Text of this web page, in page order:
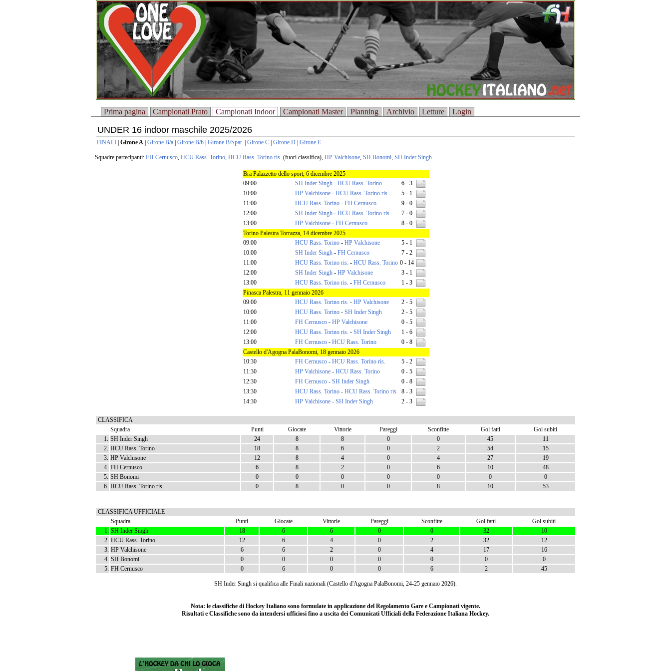
Prima pagina Campionati Prato Campionati Indoor Campionati Master Planning Archivio Letture Login
UNDER 16 indoor maschile 2025/2026
FINALI Girone A Girone B/a Girone B/b Girone B/Spar. Girone C Girone D Girone E
Squadre partecipanti: FH Cernusco, HCU Rass. Torino, HCU Rass. Torino ris. (fuori classifica), HP Valchisone, SH Bonomi, SH Inder Singh.
Bra Palazzetto dello sport, 6 dicembre 2025
09:00
SH Inder Singh- HCU Rass. Torino
6 - 3
10:00
HP Valchisone- HCU Rass. Torino ris.
5 - 1
11:00
HCU Rass. Torino- FH Cernusco
9 - 0
12:00
SH Inder Singh- HCU Rass. Torino ris.
7 - 0
13:00
HP Valchisone- FH Cernusco
8 - 0
Torino Palestra Torrazza, 14 dicembre 2025
09:00
HCU Rass. Torino- HP Valchisone
5 - 1
10:00
SH Inder Singh- FH Cernusco
7 - 2
11:00
HCU Rass. Torino ris. - HCU Rass. Torino 0 - 14
12:00
SH Inder Singh- HP Valchisone
3 - 1
13:00
HCU Rass. Torino ris. - FH Cernusco
1 - 3
Pinasca Palestra, 11 gennaio 2026
09:00
HCU Rass. Torino ris. - HP Valchisone
2 - 5
10:00
HCU Rass. Torino- SH Inder Singh
2 - 5
11:00
FH Cernusco- HP Valchisone
0 - 5
12:00
HCU Rass. Torino ris. - SH Inder Singh
1 - 6
13:00
FH Cernusco- HCU Rass. Torino
0 - 8
Castello d'Agogna PalaBonomi, 18 gennaio 2026
10:30
FH Cernusco- HCU Rass. Torino ris.
5 - 2
11:30
HP Valchisone- HCU Rass. Torino
0 - 5
12:30
FH Cernusco- SH Inder Singh
0 - 8
13:30
HCU Rass. Torino- HCU Rass. Torino ris. 8 - 3
14:30
HP Valchisone- SH Inder Singh 2 - 3
CLASSIFICA
Squadra
Punti Giocate Vittorie Pareggi Sconfitte Gol fatti
Gol subiti
1. SH Inder Singh 24 8 8 0 0 45
11
2. HCU Rass. Torino 18 8 6 0 2 54
15
3. HP Valchisone 12 8 4 0 4 27
19
4. FH Cernusco 6 8 2 0 6 10
48
5. SH Bonomi 0 0 0 0 0 0
0
6. HCU Rass. Torino ris. 0 8 0 0 8 10 53
CLASSIFICA UFFICIALE
Squadra
Punti Giocate Vittorie Pareggi Sconfitte Gol fatti
Gol subiti
1. SH Inder Singh 18 6 6 0 0 32
10
2. HCU Rass. Torino 12 6 4 0 2 32
12
3. HP Valchisone 6 6 2 0 4 17
16
4. SH Bonomi 0 0 0 0 0 0
0
5. FH Cernusco 0 6 0 0 6 2 45
SH Inder Singh si qualifica alle Finali nazionali (Castello d'Agogna PalaBonomi, 24-25 gennaio 2026).
Nota: le classifiche di Hockey Italiano sono formulate in applicazione del Regolamento Gare e Campionati vigente.
Risultati e Classifiche sono da intendersi ufficiosi fino a uscita dei Comunicati Ufficiali della Federazione Italiana Hockey.